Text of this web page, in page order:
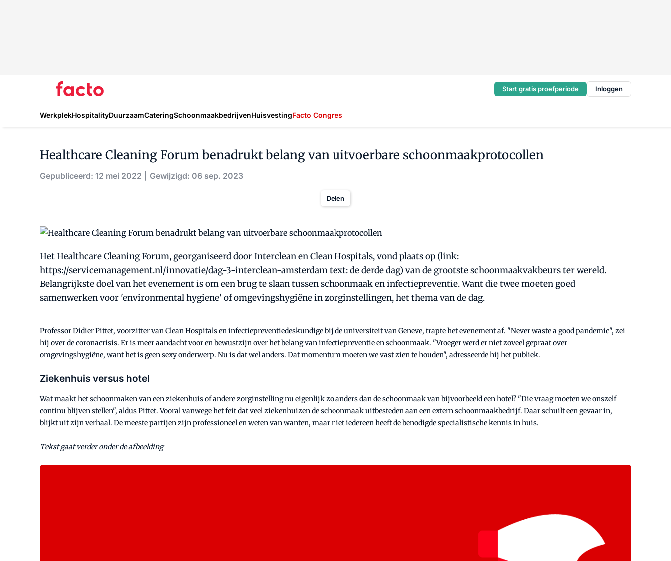
Start gratis proefperiode Inloggen
WerkplekHospitalityDuurzaamCateringSchoonmaakbedrijvenHuisvestingFacto Congres
Healthcare Cleaning Forum benadrukt belang van uitvoerbare schoonmaakprotocollen
Gepubliceerd: 12 mei 2022 Gewijzigd: 06 sep. 2023
Delen
Het Healthcare Cleaning Forum, georganiseerd door Interclean en Clean Hospitals, vond plaats op (link:
https://servicemanagement.nl/innovatie/dag-3-interclean-amsterdam text: de derde dag) van de grootste schoonmaakvakbeurs ter wereld.
Belangrijkste doel van het evenement is om een brug te slaan tussen schoonmaak en infectiepreventie. Want die twee moeten goed
samenwerken voor 'environmental hygiene' of omgevingshygiëne in zorginstellingen, het thema van de dag.
Professor Didier Pittet, voorzitter van Clean Hospitals en infectiepreventiedeskundige bij de universiteit van Geneve, trapte het evenement af. "Never waste a good pandemic", zei
hij over de coronacrisis. Er is meer aandacht voor en bewustzijn over het belang van infectiepreventie en schoonmaak. "Vroeger werd er niet zoveel gepraat over
omgevingshygiëne, want het is geen sexy onderwerp. Nu is dat wel anders. Dat momentum moeten we vast zien te houden", adresseerde hij het publiek.
Ziekenhuis versus hotel
Wat maakt het schoonmaken van een ziekenhuis of andere zorginstelling nu eigenlijk zo anders dan de schoonmaak van bijvoorbeeld een hotel? "Die vraag moeten we onszelf
continu blijven stellen", aldus Pittet. Vooral vanwege het feit dat veel ziekenhuizen de schoonmaak uitbesteden aan een extern schoonmaakbedrijf. Daar schuilt een gevaar in,
blijkt uit zijn verhaal. De meeste partijen zijn professioneel en weten van wanten, maar niet iedereen heeft de benodigde specialistische kennis in huis.
Tekst gaat verder onder de afbeelding